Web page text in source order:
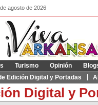
agosto de 2026
Turismo Opinión
Edición Digital y Portadas
Digital y